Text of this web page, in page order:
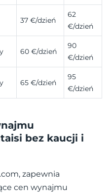
37 €/dzień
62
€/dzień
60 €/dzień
90
€/dzień
65 €/dzień
95
€/dzień
bez kaucji i
zapewnia
cen wynajmu